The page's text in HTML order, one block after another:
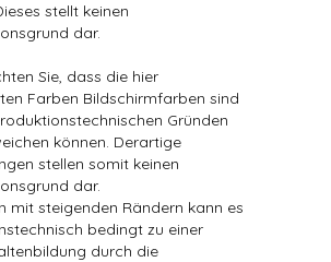
stellt keinen
dar.
Sie, dass die hier
Farben Bildschirmfarben sind
Gründen
können. Derartige
stellen somit keinen
dar.
mit steigenden Rändern kann es
bedingt zu einer
durch die